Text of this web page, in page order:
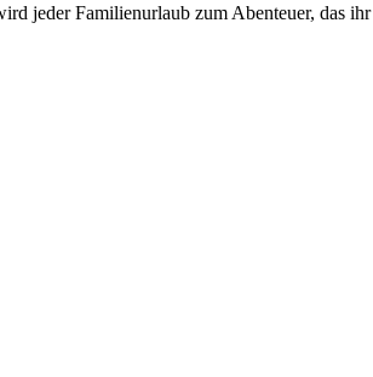
jeder Familienurlaub zum Abenteuer, das